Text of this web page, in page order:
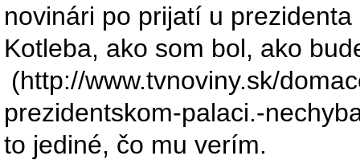
novinári po prijatí u
Kotleba, ako som bol, ako
(http://www.tvnoviny.sk/
prezidentskom-palaci.-
to jediné, čo mu verím.